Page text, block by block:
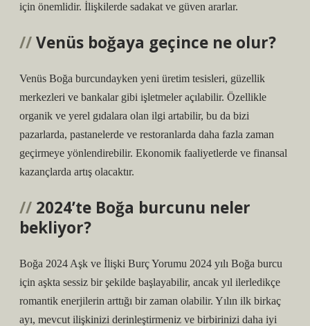
için önemlidir. İlişkilerde sadakat ve güven ararlar.
Venüs boğaya geçince ne olur?
Venüs Boğa burcundayken yeni üretim tesisleri, güzellik
merkezleri ve bankalar gibi işletmeler açılabilir. Özellikle
organik ve yerel gıdalara olan ilgi artabilir, bu da bizi
pazarlarda, pastanelerde ve restoranlarda daha fazla zaman
geçirmeye yönlendirebilir. Ekonomik faaliyetlerde ve finansal
kazançlarda artış olacaktır.
2024’te Boğa burcunu neler
bekliyor?
Boğa 2024 Aşk ve İlişki Burç Yorumu 2024 yılı Boğa burcu
için aşkta sessiz bir şekilde başlayabilir, ancak yıl ilerledikçe
romantik enerjilerin arttığı bir zaman olabilir. Yılın ilk birkaç
ayı, mevcut ilişkinizi derinleştirmeniz ve birbirinizi daha iyi